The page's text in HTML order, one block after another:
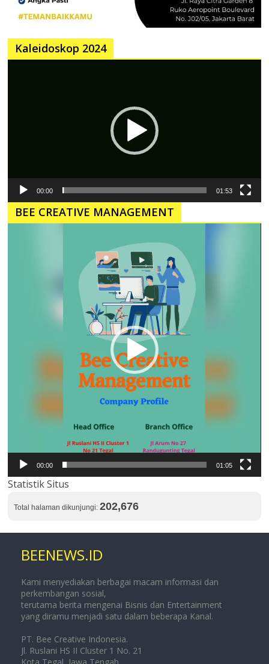
Kaleidoskop 2024
00:00 01:53
BEE CREATIVE MANAGEMENT
00:00 01:05
Statistik Situs
Total halaman dikunjungi:202,676
BEENEWS.ID
Kami menyediakan berbagai macam informasi dan
perkembangan sosial,
terutama berita mengenai Bisnis dan Entertainment
yang diramu menjadi satu dalam beberapa Kanal.
PT. Bee Creative Indonesia.
Jl. Ruslani HS II Cluster 1 No. 21
Kota Tegal, Jawa Tengah